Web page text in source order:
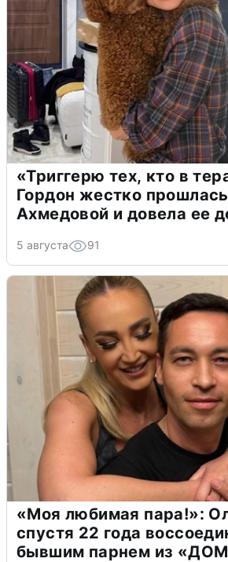
«Триггерю тех, кто в
Гордон жестко
Ахмедовой и довела ее
5 августа 91
«Моя любимая пара!»:
спустя 22 года
бывшим парнем из